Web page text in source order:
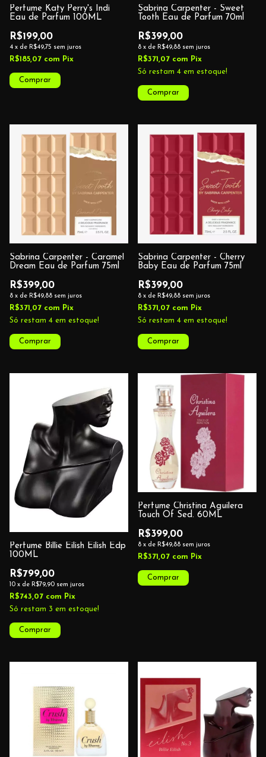
Perfume Katy Perry's Indi
Eau de Parfum 100ML
R$199,00
4 x de R$49,75 sem juros
R$185,07 com Pix
Sabrina Carpenter - Sweet
Tooth Eau de Parfum 70ml
R$399,00
8 x de R$49,88 sem juros
R$371,07 com Pix
Só restam 4 em estoque!
Sabrina Carpenter - Caramel
Dream Eau de Parfum 75ml
R$399,00
8 x de R$49,88 sem juros
R$371,07 com Pix
Só restam 4 em estoque!
Sabrina Carpenter - Cherry
Baby Eau de Parfum 75ml
R$399,00
8 x de R$49,88 sem juros
R$371,07 com Pix
Só restam 4 em estoque!
Perfume Billie Eilish Eilish Edp
100ML
R$799,00
10 x de R$79,90 sem juros
R$743,07 com Pix
Só restam 3 em estoque!
Perfume Christina Aguilera
Touch Of Sed. 60ML
R$399,00
8 x de R$49,88 sem juros
R$371,07 com Pix